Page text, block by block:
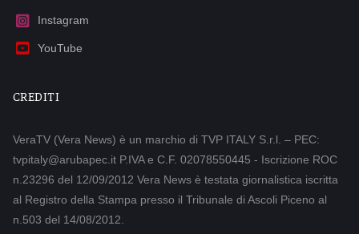
Instagram
YouTube
CREDITI
VeraTV (Vera News) è un marchio di TVP ITALY S.r.l. – PEC:
tvpitaly@arubapec.it P.IVA e C.F. 02078550445 - Iscrizione ROC
n.23296 del 12/09/2012 Vera News è testata giornalistica iscritta
al Registro della Stampa presso il Tribunale di Ascoli Piceno al
n.503 del 14/08/2012.